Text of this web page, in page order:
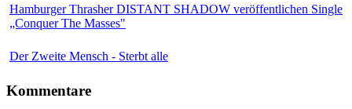
Hamburger Thrasher DISTANT SHADOW veröffentlichen Single
„Conquer The Masses"
Der Zweite Mensch - Sterbt alle
Kommentare